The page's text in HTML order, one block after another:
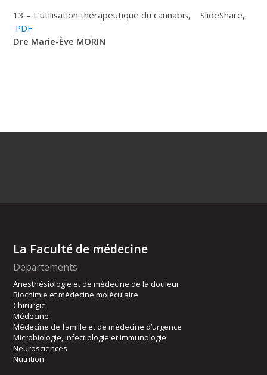
13 – L’utilisation thérapeutique du cannabis, SlideShare,
PDF
Dre Marie-Ève MORIN
La Faculté de médecine
Départements
Anesthésiologie et de médecine de la douleur
Biochimie et médecine moléculaire
Chirurgie
Médecine
Médecine de famille et de médecine d’urgence
Microbiologie, infectiologie et immunologie
Neurosciences
Nutrition